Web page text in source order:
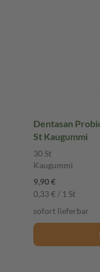
Dentasan
St Kaugummi
30 St
Kaugummi
9,90 €
0,33 € / 1 St
sofort lieferbar